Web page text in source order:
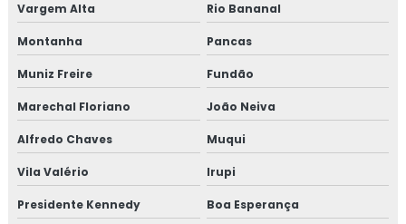
Vargem Alta Rio Bananal
Montanha Pancas
Muniz Freire Fundão
Marechal Floriano João Neiva
Alfredo Chaves Muqui
Vila Valério Irupi
Presidente Kennedy Boa Esperança